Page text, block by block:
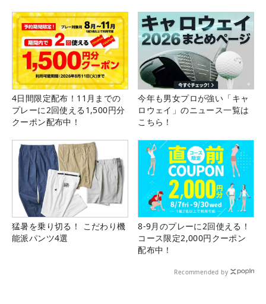
4日間限定配布！11月までの
プレーに2回使える1,500円分
クーポン配布中！
今年も男女プロが強い「キャ
ロウェイ」のニュース一覧は
こちら！
猛暑を乗り切る！ こだわり機
能派パンツ4選
8-9月のプレーに2回使える！
コース限定2,000円クーポン
配布中！
Recommended by